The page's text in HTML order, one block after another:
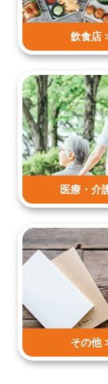
飲食店
医療・介
その他